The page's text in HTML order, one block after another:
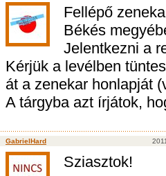
Fellépő
Békés
Jelentkezni a
Kérjük a levélben
át a zenekar honlapját
A tárgyba azt írjátok,
GabrielHard
Sziasztok!